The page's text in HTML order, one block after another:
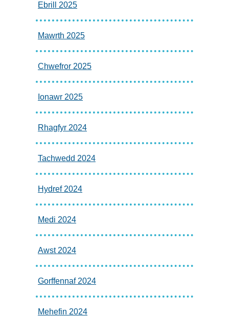
Ebrill 2025
Mawrth 2025
Chwefror 2025
Ionawr 2025
Rhagfyr 2024
Tachwedd 2024
Hydref 2024
Medi 2024
Awst 2024
Gorffennaf 2024
Mehefin 2024